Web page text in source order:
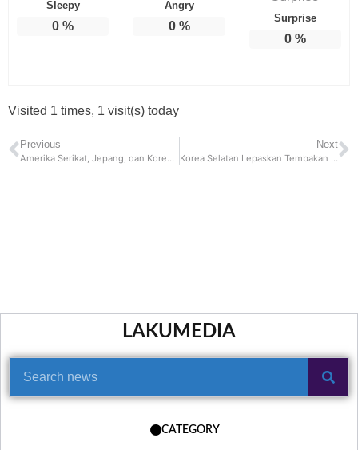
Sleepy
0 %
Angry
0%
Surprise
0%
Visited 1 times, 1 visit(s) today
Previous
Amerika Serikat, Jepang, dan Korea Selatan, Perkuat Hubungan Keamanan
Next
Korea Selatan Lepaskan Tembakan Peringatan Setelah Serangan Dari Kapal Korea Utara
LAKUMEDIA
CATEGORY